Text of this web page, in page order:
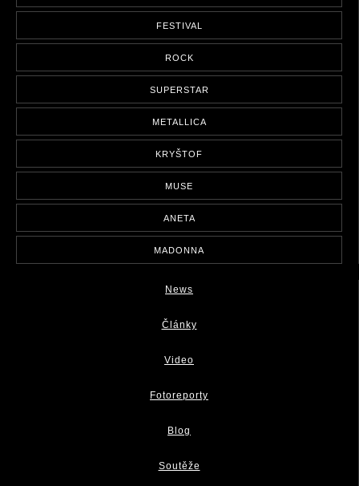
FESTIVAL
ROCK
SUPERSTAR
METALLICA
KRYŠTOF
MUSE
ANETA
MADONNA
News
Články
Video
Fotoreporty
Blog
Soutěže